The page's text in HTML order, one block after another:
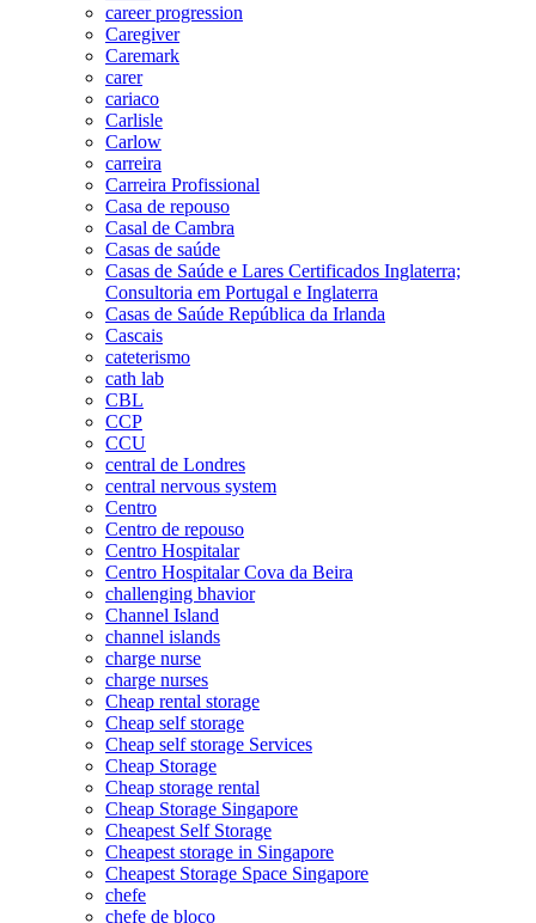
career progression
Caregiver
Caremark
carer
cariaco
Carlisle
Carlow
carreira
Carreira Profissional
Casa de repouso
Casal de Cambra
Casas de saúde
Casas de Saúde e Lares Certificados Inglaterra;
Consultoria em Portugal e Inglaterra
Casas de Saúde República da Irlanda
Cascais
cateterismo
cath lab
CBL
CCP
CCU
central de Londres
central nervous system
Centro
Centro de repouso
Centro Hospitalar
Centro Hospitalar Cova da Beira
challenging bhavior
Channel Island
channel islands
charge nurse
charge nurses
Cheap rental storage
Cheap self storage
Cheap self storage Services
Cheap Storage
Cheap storage rental
Cheap Storage Singapore
Cheapest Self Storage
Cheapest storage in Singapore
Cheapest Storage Space Singapore
chefe
chefe de bloco